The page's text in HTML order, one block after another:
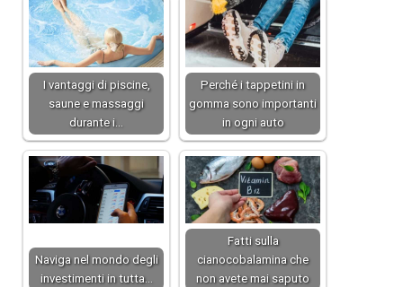
I vantaggi di piscine,
saune e massaggi
durante i…
Perché i tappetini in
gomma sono importanti
in ogni auto
Naviga nel mondo degli
investimenti in tutta…
Fatti sulla
cianocobalamina che
non avete mai saputo